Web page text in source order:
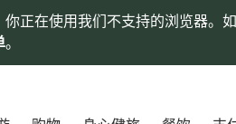
你正在使用我们不支持的浏览器。
。